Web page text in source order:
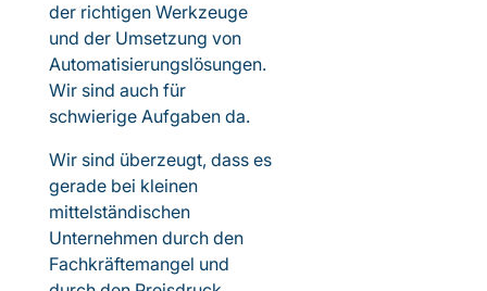
der richtigen Werkzeuge
und der Umsetzung von
Automatisierungslösungen.
Wir sind auch für
schwierige Aufgaben da.
Wir sind überzeugt, dass es
gerade bei kleinen
mittelständischen
Unternehmen durch den
Fachkräftemangel und